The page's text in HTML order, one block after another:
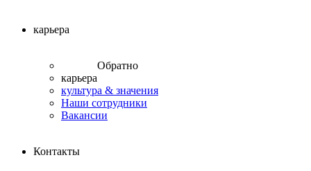
карьера
Обратно
карьера
культура & значения
Наши сотрудники
Вакансии
Контакты